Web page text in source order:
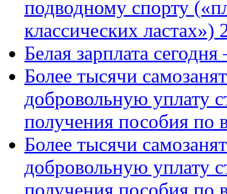
подводному спорту
классических ластах»)
Белая зарплата
Более тысячи
добровольную уплату
получения пособия по
Более тысячи
добровольную уплату
получения пособия по